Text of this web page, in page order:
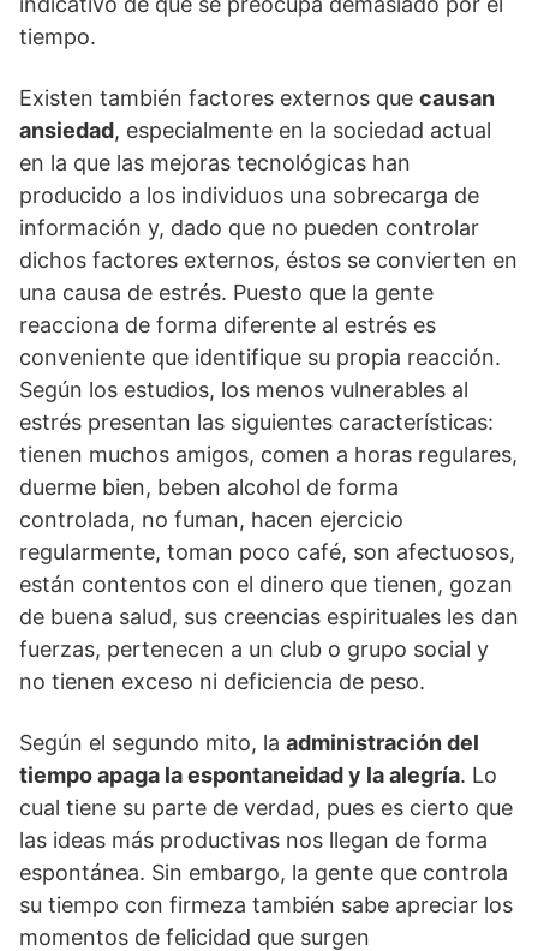
tiempo.
Existen también factores externos que causan
ansiedad, especialmente en la sociedad actual
en la que las mejoras tecnológicas han
producido a los individuos una sobrecarga de
información y, dado que no pueden controlar
dichos factores externos, éstos se convierten en
una causa de estrés. Puesto que la gente
reacciona de forma diferente al estrés es
conveniente que identifique su propia reacción.
Según los estudios, los menos vulnerables al
estrés presentan las siguientes características:
tienen muchos amigos, comen a horas regulares,
duerme bien, beben alcohol de forma
controlada, no fuman, hacen ejercicio
regularmente, toman poco café, son afectuosos,
están contentos con el dinero que tienen, gozan
de buena salud, sus creencias espirituales les dan
fuerzas, pertenecen a un club o grupo social y
no tienen exceso ni deficiencia de peso.
Según el segundo mito, la administración del
tiempo apaga la espontaneidad y la alegría. Lo
cual tiene su parte de verdad, pues es cierto que
las ideas más productivas nos llegan de forma
espontánea. Sin embargo, la gente que controla
su tiempo con firmeza también sabe apreciar los
momentos de felicidad que surgen